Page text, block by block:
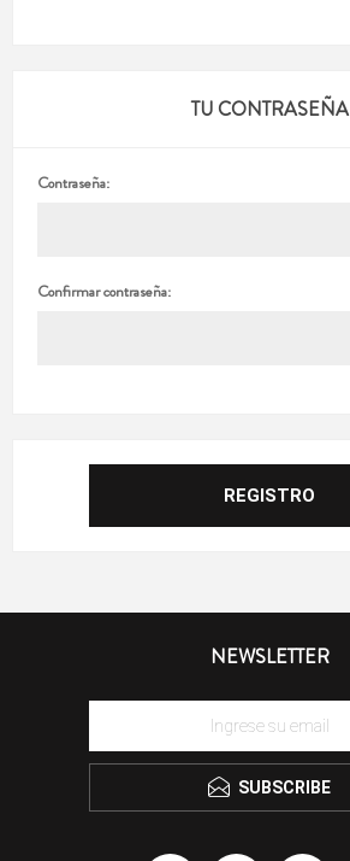
TU CONTRASEÑA
Contraseña:
Confirmar contraseña:
NEWSLETTER
SUBSCRIBE